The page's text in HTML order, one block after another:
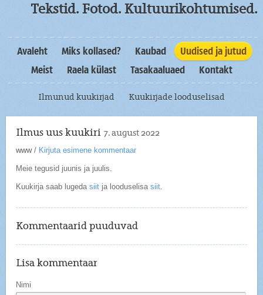
Tekstid. Fotod. Kultuurikohtumised.
Avaleht Miks kollased? Kaubad
Uudised ja jutud
Meist
Raela külast Tasakaaluaed Kontakt
Ilmunud kuukirjad Kuukirjade looduselisad
Ilmus uus kuukiri 7. august 2022
www/ Kirjuta esimene kommentaar
Meie tegusid juunis ja juulis.
Kuukirja saab lugeda siit ja looduselisasiit
Kommentaarid puuduvad
Lisa kommentaar
Nimi